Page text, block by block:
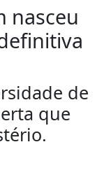
nasceu
de
que